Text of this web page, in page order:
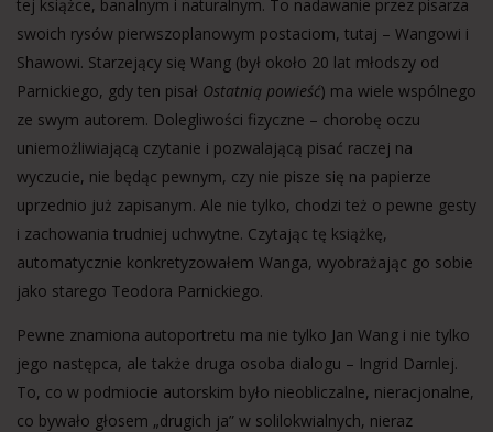
tej książce, banalnym i naturalnym. To nadawanie przez pisarza
swoich rysów pierwszoplanowym postaciom, tutaj – Wangowi i
Shawowi. Starzejący się Wang (był około 20 lat młodszy od
Parnickiego, gdy ten pisał Ostatnią powieść) ma wiele wspólnego
ze swym autorem. Dolegliwości fizyczne – chorobę oczu
uniemożliwiającą czytanie i pozwalającą pisać raczej na
wyczucie, nie będąc pewnym, czy nie pisze się na papierze
uprzednio już zapisanym. Ale nie tylko, chodzi też o pewne gesty
i zachowania trudniej uchwytne. Czytając tę książkę,
automatycznie konkretyzowałem Wanga, wyobrażając go sobie
jako starego Teodora Parnickiego.
Pewne znamiona autoportretu ma nie tylko Jan Wang i nie tylko
jego następca, ale także druga osoba dialogu – Ingrid Darnlej.
To, co w podmiocie autorskim było nieobliczalne, nieracjonalne,
co bywało głosem „drugich ja” w solilokwialnych, nieraz